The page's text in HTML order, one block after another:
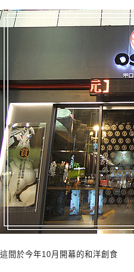
這間於今年10月開幕的和洋創食